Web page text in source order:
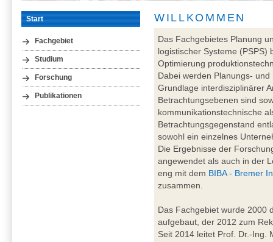
Start
Fachgebiet
Studium
Forschung
Publikationen
WILLKOMMEN
Das Fachgebietes Planung
logistischer Systeme (PSPS)
Optimierung
Dabei werden Planungs-
Grundlage interdisziplinärer
Betrachtungsebenen sind
kommunikationstechnische
Betrachtungsgegenstand
sowohl ein einzelnes
Die Ergebnisse der
angewendet als auch in der
eng mit dem BIBA - Bremer
zusammen.
Das Fachgebiet wurde 2000
aufgebaut, der 2012 zum
Seit 2014 leitet Prof. Dr.-Ing.